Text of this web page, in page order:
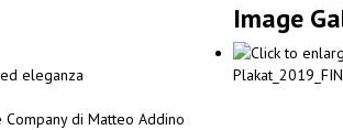
eleganza
di Matteo Addino
Image